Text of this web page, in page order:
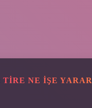
TIRE NE IŞE YARAR